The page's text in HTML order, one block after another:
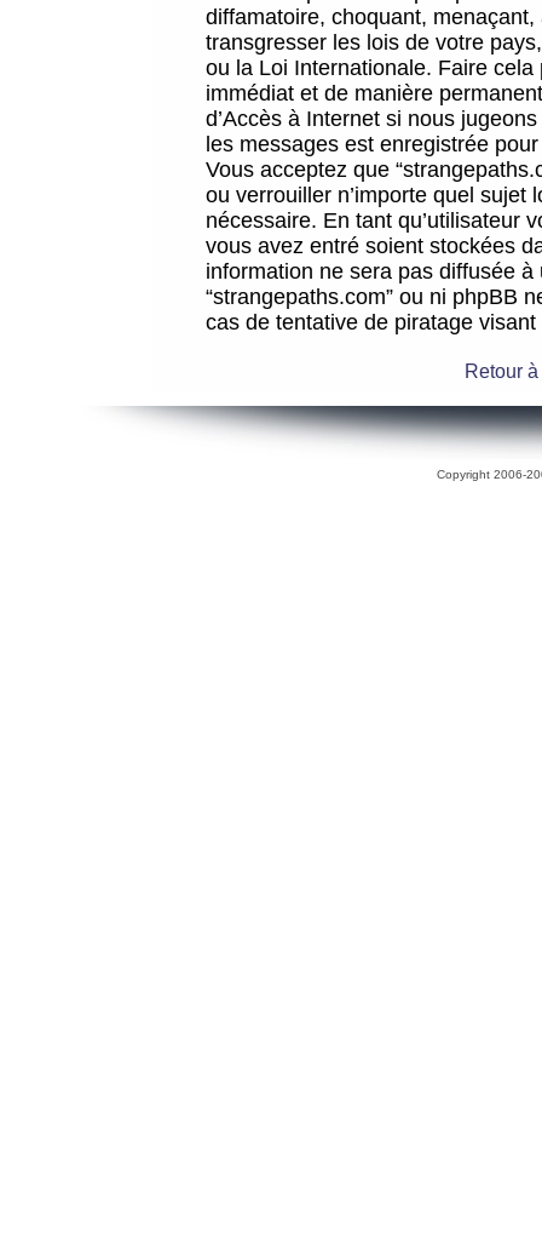
diffamatoire, choquant,
transgresser les lois de votre
ou la Loi Internationale. Faire
immédiat et de manière
d’Accès à Internet si nous
les messages est enregistrée
Vous acceptez que
ou verrouiller n’importe quel sujet
nécessaire. En tant qu’utilisateur
vous avez entré soient stockées
information ne sera pas diffusée
“strangepaths.com” ou ni phpBB
cas de tentative de piratage
Retour
Copyright 2006-